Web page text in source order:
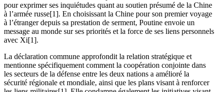
pour exprimer ses inquiétudes quant au soutien présumé de la Chine
à l’armée russe[1]. En choisissant la Chine pour son premier voyage
à l’étranger depuis sa prestation de serment, Poutine envoie un
message au monde sur ses priorités et la force de ses liens personnels
avec Xi[1].
La déclaration commune approfondit la relation stratégique et
mentionne spécifiquement comment la coopération conjointe dans
les secteurs de la défense entre les deux nations a amélioré la
sécurité régionale et mondiale, ainsi que les plans visant à renforcer